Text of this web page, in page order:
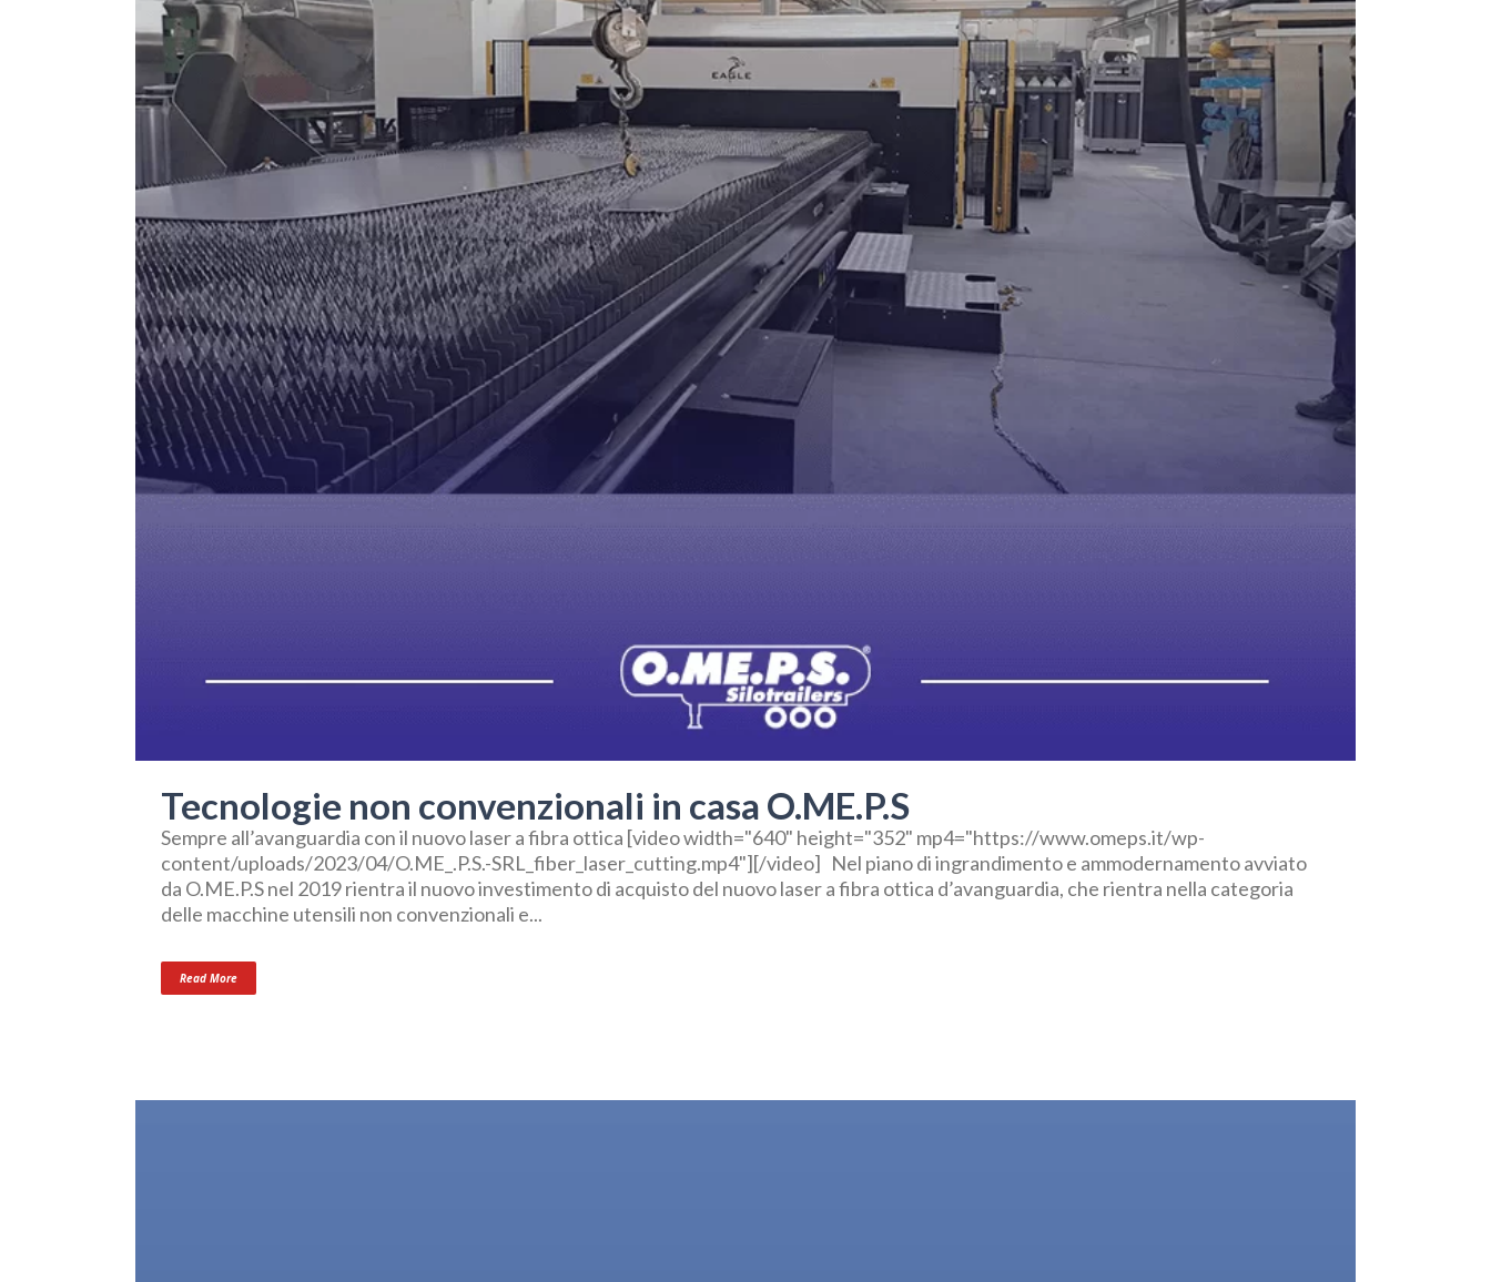
Tecnologie non convenzionali in casa O.ME.P.S
Sempre all’avanguardia con il nuovo laser a fibra ottica [video width="640" height="352" mp4="https://www.omeps.it/wp-
content/uploads/2023/04/O.ME_.P.S.-SRL_fiber_laser_cutting.mp4"][/video] Nel piano di ingrandimento e ammodernamento avviato
da O.ME.P.S nel 2019 rientra il nuovo investimento di acquisto del nuovo laser a fibra ottica d’avanguardia, che rientra nella categoria
delle macchine utensili non convenzionali e...
Read More